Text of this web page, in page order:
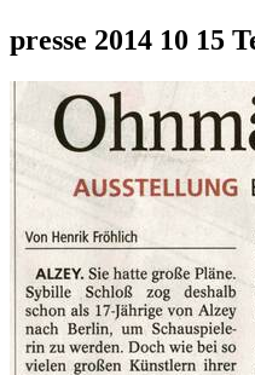
presse 2014 10 15